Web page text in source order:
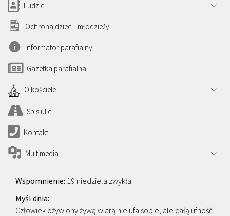
Ludzie
Ochrona dzieci i młodzieży
Informator parafialny
Gazetka parafialna
O kościele
Spis ulic
Kontakt
Multimedia
19 niedziela zwykła
Człowiek ożywiony żywą wiarą nie ufa sobie, ale całą ufność